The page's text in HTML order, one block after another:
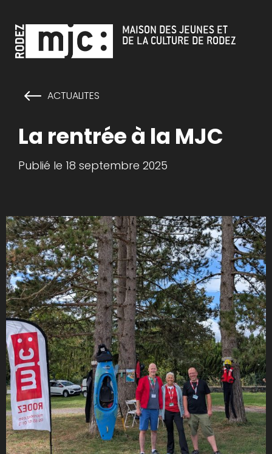
MAISON DES JEUNES ET
DE LA CULTURE DE RODEZ
ACTUALITES
La rentrée à la MJC
Publié le 18 septembre 2025